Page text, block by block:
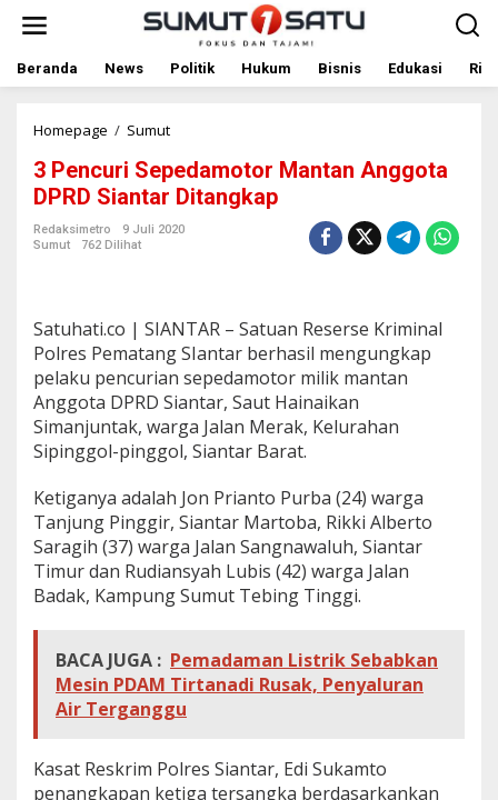
t
Beranda News Politik Hukum Bisnis Edukasi
Homepage / Sumut
e
n
u
p
e
d
a
m
o
t
r
M
a
n
t
a
n
n
g
g
o
D
P
3 Pencuri Sepedamotor Mantan Anggota
DPRD Siantar Ditangkap
Redaksimetro
9 Juli 2020
Sumut
762 Dilihat
Satuhati.co | SIANTAR – Satuan Reserse Kriminal
Polres Pematang SIantar berhasil mengungkap
pelaku pencurian sepedamotor milik mantan
Anggota DPRD Siantar, Saut Hainaikan
Simanjuntak, warga Jalan Merak, Kelurahan
Sipinggol-pinggol, Siantar Barat.
Ketiganya adalah Jon Prianto Purba (24) warga
Tanjung Pinggir, Siantar Martoba, Rikki Alberto
Saragih (37) warga Jalan Sangnawaluh, Siantar
Timur dan Rudiansyah Lubis (42) warga Jalan
Badak, Kampung Sumut Tebing Tinggi.
BACA JUGA : Pemadaman Listrik Sebabkan
Mesin PDAM Tirtanadi Rusak, Penyaluran
Air Terganggu
Kasat Reskrim Polres Siantar, Edi Sukamto
penangkapan ketiga tersangka berdasarkankan